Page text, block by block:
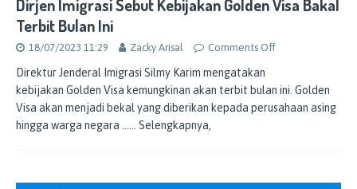
Dirjen Imigrasi Sebut Kebijakan Golden Visa Bakal
Terbit Bulan Ini
18/07/2023 11:29 Zacky Arisal Comments Off
Direktur Jenderal Imigrasi Silmy Karim mengatakan
kebijakan Golden Visa kemungkinan akan terbit bulan ini. Golden
Visa akan menjadi bekal yang diberikan kepada perusahaan asing
hingga warga negara
…… Selengkapnya,